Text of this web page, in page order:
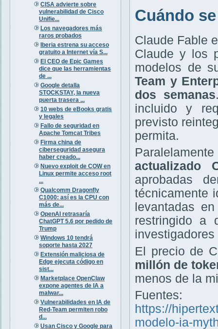
CISA advierte sobre
vulnerabilidad de Cisco
Unifie...
Los navegadores más
raros probados
Iberia estrena su acceso
gratuito a Internet vía S...
El CEO de Epic Games
dice que las herramientas
de ...
Google detalla
STOCKSTAY, la nueva
puerta trasera ...
10 webs de eBooks gratis
y legales
Fallo de seguridad en
Apache Tomcat Tribes
Firma china de
ciberseguridad asegura
haber creado...
Nuevo exploit de COW en
Linux permite acceso root
...
Qualcomm Dragonfly
C1000: así es la CPU con
más de...
OpenAI retrasaría
ChatGPT 5.6 por pedido de
Trump
Windows 10 tendrá
soporte hasta 2027
Extensión maliciosa de
Edge ejecuta código en
sist...
Marketplace OpenClaw
expone agentes de IA a
malwar...
Vulnerabilidades en IA de
Red-Team permiten robo
d...
Usan Cisco y Google para
Cuándo
Claude Fable
Claude y los
modelos de
Team y
dos semanas
incluido y
previsto
permita.
actualizado
aprobadas
técnicamente
levantadas
restringido a
El precio de
millón de
menos de la
Fuentes:
https://
modelo-ia-